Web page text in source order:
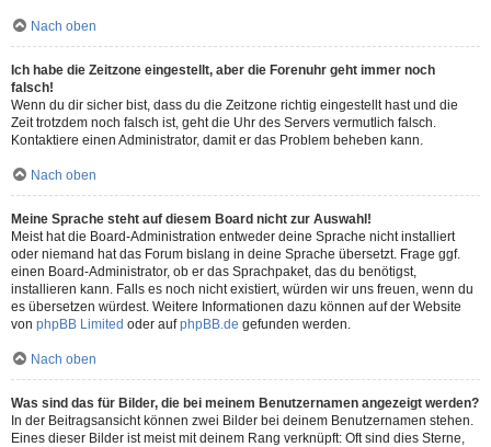
Nach oben
Ich habe die Zeitzone eingestellt, aber die Forenuhr geht immer noch
falsch!
Wenn du dir sicher bist, dass du die Zeitzone richtig eingestellt hast und die
Zeit trotzdem noch falsch ist, geht die Uhr des Servers vermutlich falsch.
Kontaktiere einen Administrator, damit er das Problem beheben kann.
Nach oben
Meine Sprache steht auf diesem Board nicht zur Auswahl!
Meist hat die Board-Administration entweder deine Sprache nicht installiert
oder niemand hat das Forum bislang in deine Sprache übersetzt. Frage ggf.
einen Board-Administrator, ob er das Sprachpaket, das du benötigst,
installieren kann. Falls es noch nicht existiert, würden wir uns freuen, wenn du
es übersetzen würdest. Weitere Informationen dazu können auf der Website
von phpBB Limited oder aufphpBB.de gefunden werden.
Nach oben
Was sind das für Bilder, die bei meinem Benutzernamen angezeigt werden?
In der Beitragsansicht können zwei Bilder bei deinem Benutzernamen stehen.
Eines dieser Bilder ist meist mit deinem Rang verknüpft: Oft sind dies Sterne,